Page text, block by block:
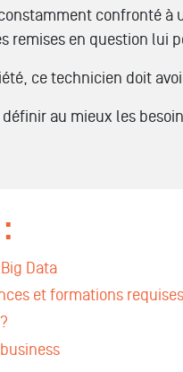
confronté
remises en question lui
ce technicien doit
au mieux les
Data
et formations